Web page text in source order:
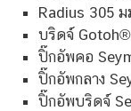
Radius 305 ม
บริดจ์
ปิ๊กอัพคอ
ปิ๊กอัพกลาง
ปิ๊กอัพบริดจ์